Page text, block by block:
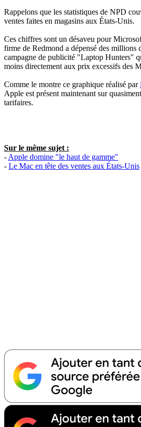
Rappelons que les statistiques de NPD
ventes faites en magasins aux États-Unis.
Ces chiffres sont un désaveu pour
firme de Redmond a dépensé des millions
campagne de publicité "Laptop Hunters"
moins directement aux prix excessifs des
Comme le montre ce graphique réalisé par
Apple est présent maintenant sur
tarifaires.
Sur le même sujet :
- Apple domine "le haut de gamme"
- Le Mac en tête des ventes aux États-Unis